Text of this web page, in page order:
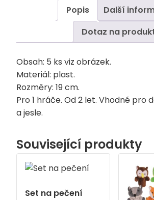
Popis
Další
Dotaz na
Obsah: 5 ks viz obrázek.
Materiál: plast.
Rozměry: 19 cm.
Pro 1 hráče. Od 2 let. Vhodné pro
a jesle.
Související produkty
Set na pečení